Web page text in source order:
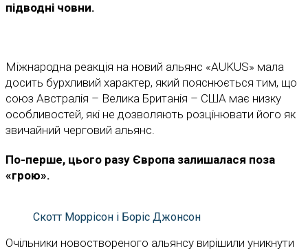
підводні човни.
Міжнародна реакція на новий альянс «AUKUS» мала
досить бурхливий характер, який пояснюється тим, що
союз Австралія – Велика Британія – США має низку
особливостей, які не дозволяють розцінювати його як
звичайний черговий альянс.
По-перше, цього разу Європа залишалася поза
«грою».
Скотт Моррісон і Боріс Джонсон
Очільники новоствореного альянсу вирішили уникнути